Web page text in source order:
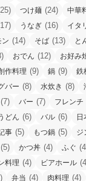
つけ麺 (24) 中華
うなぎ (16) イタ
ン (14) そば (13) と
おでん (12) お好み
作料理 (9) 鍋 (9) 鉄
バー (8) 水炊き (8)
(7) バー (7) フレンチ
どん (6) バル (6) 日
事 (5) もつ鍋 (5) ジ
(5) かつ丼 (4) ふぐ
料理 (4) ビアホール
弁当 (4) 肉料理 (4)